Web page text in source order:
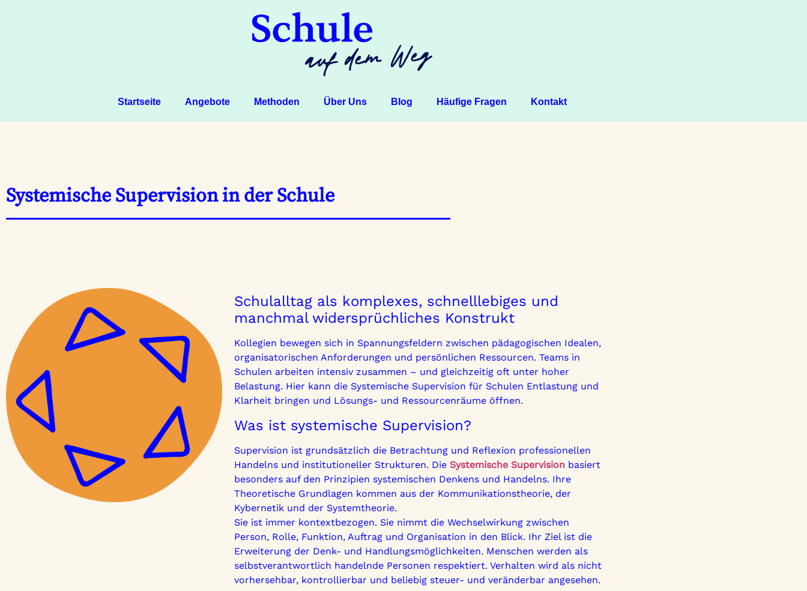
Startseite Angebote Methoden Über Uns Blog Häufige Fragen Kontakt
Systemische Supervision in der Schule
Schulalltag als komplexes, schnelllebiges und
manchmal widersprüchliches Konstrukt
Kollegien bewegen sich in Spannungsfeldern zwischen pädagogischen Idealen,
organisatorischen Anforderungen und persönlichen Ressourcen. Teams in
Schulen arbeiten intensiv zusammen – und gleichzeitig oft unter hoher
Belastung. Hier kann die Systemische Supervision für Schulen Entlastung und
Klarheit bringen und Lösungs- und Ressourcenräume öffnen.
Was ist systemische Supervision?
Supervision ist grundsätzlich die Betrachtung und Reflexion professionellen
Handelns und institutioneller Strukturen. Die Systemische Supervisionbasiert
besonders auf den Prinzipien systemischen Denkens und Handelns. Ihre
Theoretische Grundlagen kommen aus der Kommunikationstheorie, der
Kybernetik und der Systemtheorie.
Sie ist immer kontextbezogen. Sie nimmt die Wechselwirkung zwischen
Person, Rolle, Funktion, Auftrag und Organisation in den Blick. Ihr Ziel ist die
Erweiterung der Denk- und Handlungsmöglichkeiten. Menschen werden als
selbstverantwortlich handelnde Personen respektiert. Verhalten wird als nicht
vorhersehbar, kontrollierbar und beliebig steuer- und veränderbar angesehen.